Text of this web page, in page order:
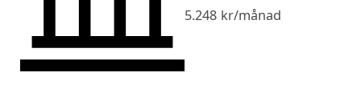
5.248 kr/månad